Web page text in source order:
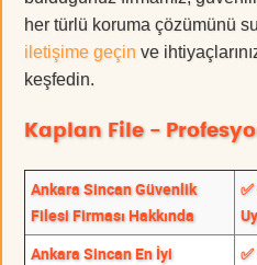
her türlü koruma çözümünü
iletişime geçin ve
keşfedin.
Kaplan File -
Ankara Sincan Güvenlik
Filesi Firması Hakkında
Ankara Sincan En İyi